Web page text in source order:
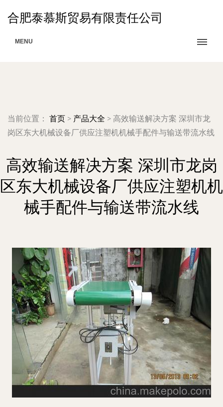
合肥泰慕斯贸易有限责任公司
MENU
当前位置： 首页 > 产品大全 > 高效输送解决方案 深圳市龙
岗区东大机械设备厂供应注塑机机械手配件与输送带流水线
高效输送解决方案 深圳市龙岗
区东大机械设备厂供应注塑机机
械手配件与输送带流水线